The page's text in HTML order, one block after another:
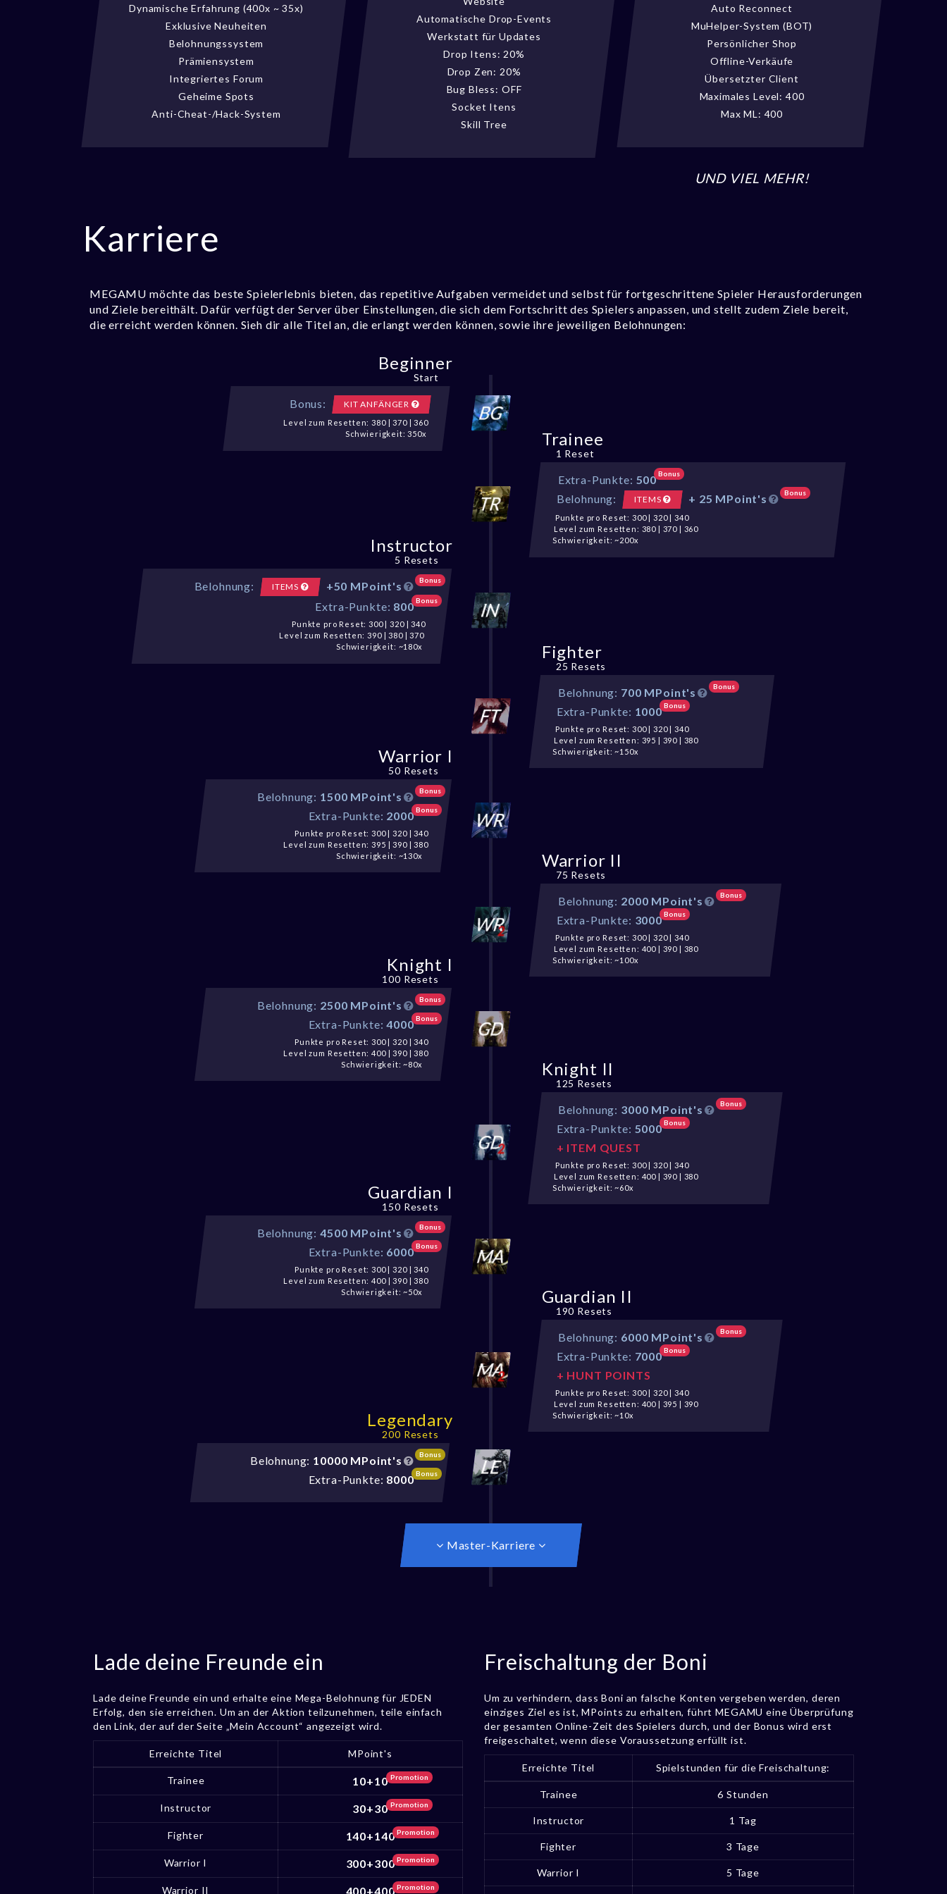
Dynamische Erfahrung (400x ~ 35x)
Exklusive Neuheiten
Belohnungssystem
Prämiensystem
Integriertes Forum
Geheime Spots
Anti-Cheat-/Hack-System
Automatische Drop-Events
Werkstatt für Updates
Drop Itens: 20%
Drop Zen: 20%
Bug Bless: OFF
Socket Itens
Skill Tree
Auto Reconnect
MuHelper-System (BOT)
Persönlicher Shop
Offline-Verkäufe
Übersetzter Client
Maximales Level: 400
Max ML: 400
UND VIEL MEHR!
Karriere
MEGAMU möchte das beste Spielerlebnis bieten, das repetitive Aufgaben vermeidet und selbst für fortgeschrittene Spieler Herausforderungen
und Ziele bereithält. Dafür verfügt der Server über Einstellungen, die sich dem Fortschritt des Spielers anpassen, und stellt zudem Ziele bereit,
die erreicht werden können. Sieh dir alle Titel an, die erlangt werden können, sowie ihre jeweiligen Belohnungen:
Beginner
Start
Bonus: KIT ANFÄNGER
Level zum Resetten: 380 | 370 | 360
Schwierigkeit: 350x
Trainee
1 Reset
Extra-Punkte: 500Bonus
Belohnung: ITEMS + 25 MPoint's Bonus
Punkte pro Reset: 300 | 320 | 340
Level zum Resetten: 380 | 370 | 360
Schwierigkeit: ~200x
Instructor
5 Resets
Belohnung: ITEMS +50 MPoint's Bonus
Extra-Punkte: 800Bonus
Punkte pro Reset: 300 | 320 | 340
Level zum Resetten: 390 | 380 | 370
Schwierigkeit: ~180x
Fighter
25 Resets
Belohnung: 700 MPoint's Bonus
Extra-Punkte: 1000Bonus
Punkte pro Reset: 300 | 320 | 340
Level zum Resetten: 395 | 390 | 380
Schwierigkeit: ~150x
Warrior I
50 Resets
Belohnung: 1500 MPoint's Bonus
Extra-Punkte: 2000Bonus
Punkte pro Reset: 300 | 320 | 340
Level zum Resetten: 395 | 390 | 380
Schwierigkeit: ~130x
Warrior II
75 Resets
Belohnung: 2000 MPoint's Bonus
Extra-Punkte: 3000Bonus
Punkte pro Reset: 300 | 320 | 340
Level zum Resetten: 400 | 390 | 380
Schwierigkeit: ~100x
Knight I
100 Resets
Belohnung: 2500 MPoint's Bonus
Extra-Punkte:4000Bonus
Punkte pro Reset: 300 | 320 | 340
Level zum Resetten: 400 | 390 | 380
Schwierigkeit: ~80x
Knight II
125 Resets
Belohnung: 3000 MPoint's Bonus
Extra-Punkte: 5000Bonus
+ ITEM QUEST
Punkte pro Reset: 300 | 320 | 340
Level zum Resetten: 400 | 390 | 380
Schwierigkeit: ~60x
Guardian I
150 Resets
Belohnung: 4500 MPoint's Bonus
Extra-Punkte: 6000Bonus
Punkte pro Reset: 300 | 320 | 340
Level zum Resetten: 400 | 390 | 380
Schwierigkeit: ~50x
Guardian II
190 Resets
Belohnung: 6000 MPoint's Bonus
Extra-Punkte: 7000Bonus
+ HUNT POINTS
Punkte pro Reset: 300 | 320 | 340
Level zum Resetten: 400 | 395 | 390
Schwierigkeit: ~10x
Legendary
200 Resets
Belohnung: 10000 MPoint's Bonus
Extra-Punkte: 8000Bonus
Master-Karriere
Lade deine Freunde ein
Lade deine Freunde ein und erhalte eine Mega-Belohnung für JEDEN
Erfolg, den sie erreichen. Um an der Aktion teilzunehmen, teile einfach
den Link, der auf der Seite „Mein Account“ angezeigt wird.
Erreichte Titel MPoint's
Trainee 10+10 Promotion
Instructor 30+30 Promotion
Fighter 140+140 Promotion
Warrior I 300+300 Promotion
Warrior II 400+400 Promotion
Freischaltung der Boni
Um zu verhindern, dass Boni an falsche Konten vergeben werden, deren
einziges Ziel es ist, MPoints zu erhalten, führt MEGAMU eine Überprüfung
der gesamten Online-Zeit des Spielers durch, und der Bonus wird erst
freigeschaltet, wenn diese Voraussetzung erfüllt ist.
Erreichte Titel Spielstunden für die Freischaltung:
Trainee 6 Stunden
Instructor 1 Tag
Fighter 3 Tage
Warrior I 5 Tage